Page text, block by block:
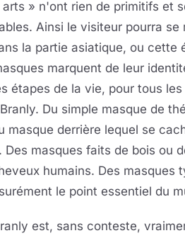
» n'ont rien de primitifs et
Ainsi le visiteur pourra
la partie asiatique, ou
marquent de leur
étapes de la vie, pour tous
Du simple masque de
masque derrière lequel se
masques faits de bois ou
humains. Des masques
le point essentiel du
est, sans conteste,